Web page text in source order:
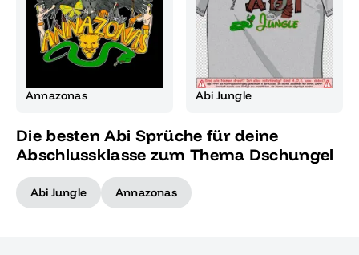
Annazonas Abi Jungle
Die besten Abi Sprüche für deine
Abschlussklasse zum Thema Dschungel
Abi Jungle Annazonas